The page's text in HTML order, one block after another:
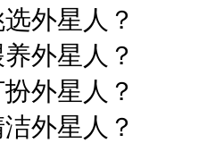
外星人？
外星人？
外星人？
外星人？